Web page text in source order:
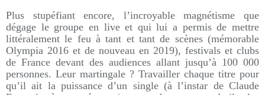
Plus stupéfiant encore, l’incroyable magnétisme que
dégage le groupe en live et qui lui a permis de mettre
littéralement le feu à tant et tant de scènes (mémorable
Olympia 2016 et de nouveau en 2019), festivals et clubs
de France devant des audiences allant jusqu’à 100 000
personnes. Leur martingale ? Travailler chaque titre pour
qu’il ait la puissance d’un single (à l’instar de Claude